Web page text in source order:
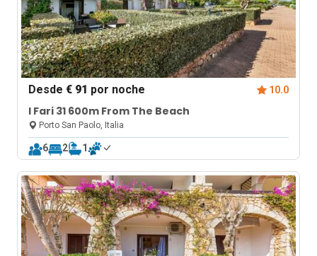
Desde€ 91 por noche 10.0
I Fari 31 600m From The Beach
Porto San Paolo, Italia
6 2 1